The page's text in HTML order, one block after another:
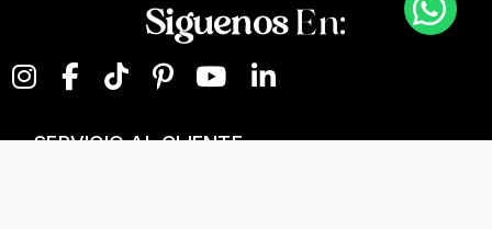
SiguenosEn:
SERVICIO AL CLIENTE